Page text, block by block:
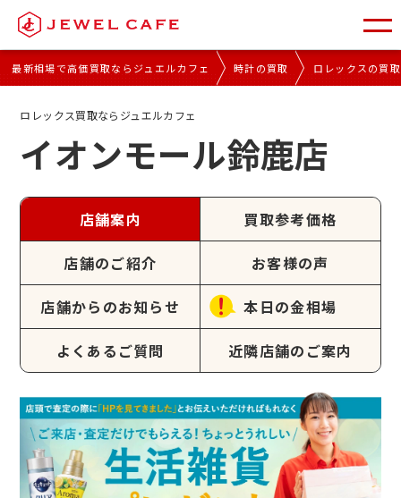
最新相場で高価買取ならジュエルカフェ 時計の買取 ロレックスの買取
ロレックス買取ならジュエルカフェ
イオンモール鈴鹿店
店舗案内 買取参考価格
店舗のご紹介 お客様の声
店舗からのお知らせ 本日の金相場
よくあるご質問 近隣店舗のご案内